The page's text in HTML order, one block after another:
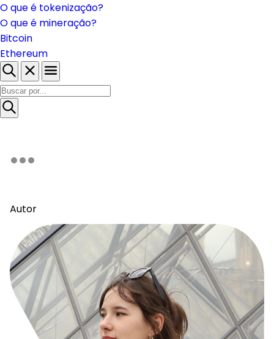
O que é tokenização?
O que é mineração?
Bitcoin
Ethereum
Autor